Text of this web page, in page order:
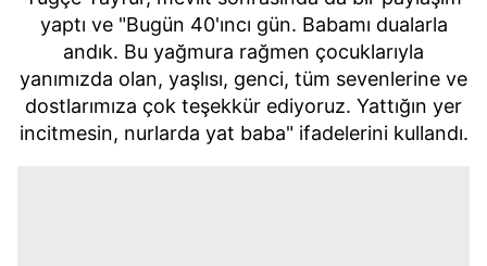
yaptı ve "Bugün 40'ıncı gün. Babamı dualarla
andık. Bu yağmura rağmen çocuklarıyla
yanımızda olan, yaşlısı, genci, tüm sevenlerine ve
dostlarımıza çok teşekkür ediyoruz. Yattığın yer
incitmesin, nurlarda yat baba" ifadelerini kullandı.